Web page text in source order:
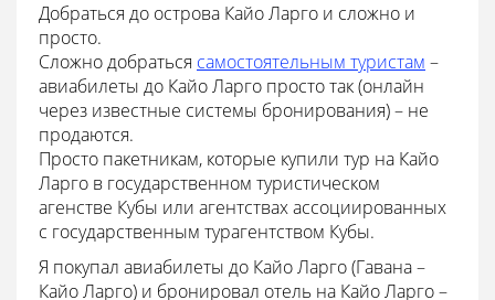
Добраться до острова Кайо Ларго и сложно и
просто.
Сложно добраться самостоятельным туристам –
авиабилеты до Кайо Ларго просто так (онлайн
через известные системы бронирования) – не
продаются.
Просто пакетникам, которые купили тур на Кайо
Ларго в государственном туристическом
агенстве Кубы или агентствах ассоциированных
с государственным турагентством Кубы.
Я покупал авиабилеты до Кайо Ларго (Гавана –
Кайо Ларго) и бронировал отель на Кайо Ларго –